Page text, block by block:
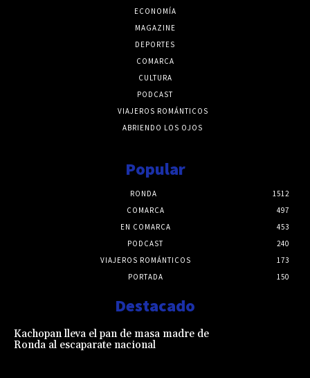
ECONOMÍA
MAGAZINE
DEPORTES
COMARCA
CULTURA
PODCAST
VIAJEROS ROMÁNTICOS
ABRIENDO LOS OJOS
Popular
RONDA
1512
COMARCA
497
EN COMARCA
453
PODCAST
240
VIAJEROS ROMÁNTICOS
173
PORTADA
150
Destacado
Kachopan lleva el pan de masa madre de
Ronda al escaparate nacional